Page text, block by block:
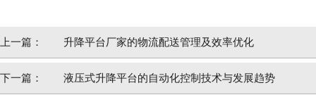
上一篇： 升降平台厂家的物流配送管理及效率优化
下一篇： 液压式升降平台的自动化控制技术与发展趋势